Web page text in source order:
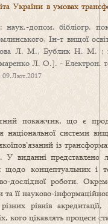
України в умовах
: наук.-допом.
Ін-т вищої
Л. М., Бублик Н. М. ;
Л. О.]. - Електрон.
09.Лют.2017
покажчик, що є
системи
із
У виданні представлено
концептуальних і
дослідної роботи.
її науково-
рівнів акредитації,
кого цікавлять